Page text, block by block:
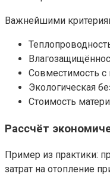
Важнейшими
Совместимость с
Экологическая
Стоимость
Рассчёт
Пример из практики:
затрат на отопление